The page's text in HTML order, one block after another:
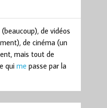
de vidéos
de cinéma (un
mais tout de
quime passe par la